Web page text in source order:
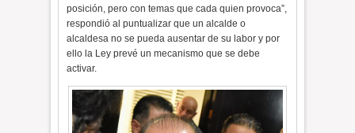
posición, pero con temas que cada quien provoca”,
respondió al puntualizar que un alcalde o
alcaldesa no se pueda ausentar de su labor y por
ello la Ley prevé un mecanismo que se debe
activar.